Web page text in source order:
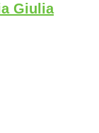
Giulia